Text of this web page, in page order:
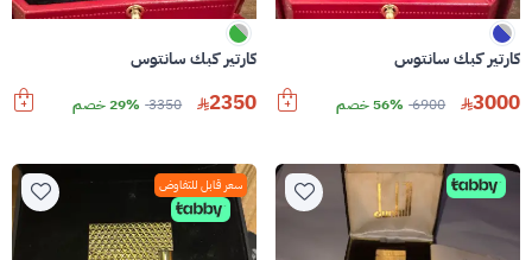
كارتير كبك سانتوس
3000
6900 56% خصم
كارتير كبك سانتوس
2350
3350 29% خصم
سعر قابل للتفاوض